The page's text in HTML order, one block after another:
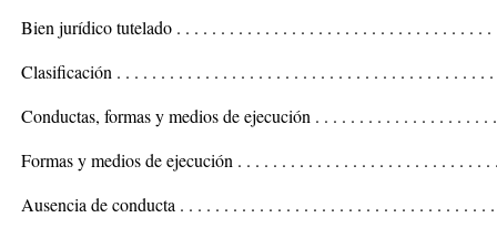
Bien jurídico tutelado . . . . . . . . . . . . . . . . . . . . . . . . . . . . . . . . . . .
Clasificación . . . . . . . . . . . . . . . . . . . . . . . . . . . . . . . . . . . . . . . . . .
Conductas, formas y medios de ejecución . . . . . . . . . . . . . . . . . . . .
Formas y medios de ejecución . . . . . . . . . . . . . . . . . . . . . . . . . . .
Ausencia de conducta . . . . . . . . . . . . . . . . . . . . . . . . . . . . . . . . . .